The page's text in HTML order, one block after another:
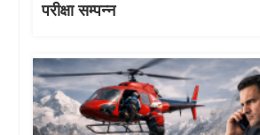
परीक्षा सम्पन्न